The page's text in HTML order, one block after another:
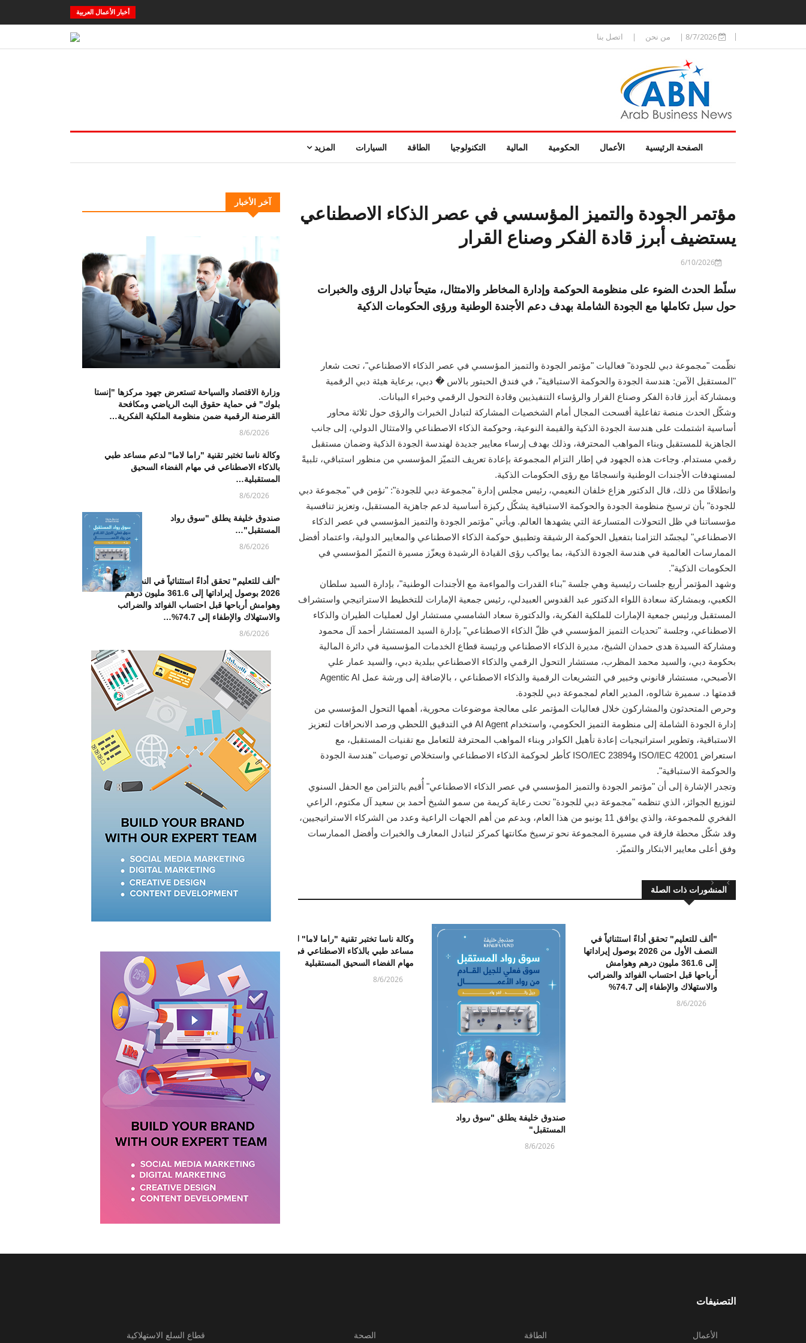
أخبار الأعمال العربية
8/7/2026
| من نحن | اتصل بنا
الصفحة الرئيسية الأعمال الحكومية المالية التكنولوجيا الطاقة السيارات المزيد
مؤتمر الجودة والتميز المؤسسي في عصر الذكاء الاصطناعي
يستضيف أبرز قادة الفكر وصناع القرار
6/10/2026
سلّط الحدث الضوء على منظومة الحوكمة وإدارة المخاطر والامتثال، متيحاً تبادل الرؤى والخبرات
حول سبل تكاملها مع الجودة الشاملة بهدف دعم الأجندة الوطنية ورؤى الحكومات الذكية
نظّمت "مجموعة دبي للجودة" فعاليات "مؤتمر الجودة والتميز المؤسسي في عصر الذكاء الاصطناعي"، تحت شعار
"المستقبل الآمن: هندسة الجودة والحوكمة الاستباقية"، في فندق الحبتور بالاس � دبي، برعاية هيئة دبي الرقمية
وبمشاركة أبرز قادة الفكر وصناع القرار والرؤساء التنفيذيين وقادة التحول الرقمي وخبراء البيانات.
وشكّل الحدث منصة تفاعلية أفسحت المجال أمام الشخصيات المشاركة لتبادل الخبرات والرؤى حول ثلاثة محاور
أساسية اشتملت على هندسة الجودة الذكية والقيمة النوعية، وحوكمة الذكاء الاصطناعي والامتثال الدولي، إلى جانب
الجاهزية للمستقبل وبناء المواهب المحترفة، وذلك بهدف إرساء معايير جديدة لهندسة الجودة الذكية وضمان مستقبل
رقمي مستدام. وجاءت هذه الجهود في إطار التزام المجموعة بإعادة تعريف التميّز المؤسسي من منظور استباقي، تلبيةً
لمستهدفات الأجندات الوطنية وانسجامًا مع رؤى الحكومات الذكية.
وانطلاقًا من ذلك، قال الدكتور هزاع خلفان النعيمي، رئيس مجلس إدارة "مجموعة دبي للجودة": "نؤمن في "مجموعة دبي
للجودة" بأن ترسيخ منظومة الجودة والحوكمة الاستباقية يشكّل ركيزة أساسية لدعم جاهزية المستقبل، وتعزيز تنافسية
مؤسساتنا في ظل التحولات المتسارعة التي يشهدها العالم. ويأتي "مؤتمر الجودة والتميز المؤسسي في عصر الذكاء
الاصطناعي" ليجسّد التزامنا بتفعيل الحوكمة الرشيقة وتطبيق حوكمة الذكاء الاصطناعي والمعايير الدولية، واعتماد أفضل
الممارسات العالمية في هندسة الجودة الذكية، بما يواكب رؤى القيادة الرشيدة ويعزّز مسيرة التميّز المؤسسي في
الحكومات الذكية".
وشهد المؤتمر أربع جلسات رئيسية وهي جلسة "بناء القدرات والمواءمة مع الأجندات الوطنية"، بإدارة السيد سلطان
الكعبي، وبمشاركة سعادة اللواء الدكتور عبد القدوس العبيدلي، رئيس جمعية الإمارات للتخطيط الاستراتيجي واستشراف
المستقبل ورئيس جمعية الإمارات للملكية الفكرية، والدكتورة سعاد الشامسي مستشار اول لعمليات الطيران والذكاء
الاصطناعي، وجلسة "تحديات التميز المؤسسي في ظلّ الذكاء الاصطناعي" بإدارة السيد المستشار أحمد آل محمود
ومشاركة السيدة هدى حمدان الشيخ، مديرة الذكاء الاصطناعي ورئيسة قطاع الخدمات المؤسسية في دائرة المالية
بحكومة دبي، والسيد محمد المظرب، مستشار التحول الرقمي والذكاء الاصطناعي ببلدية دبي، والسيد عمار علي
الأصبحي، مستشار قانوني وخبير في التشريعات الرقمية والذكاء الاصطناعي ، بالإضافة إلى ورشة عمل Agentic AI
قدمتها د. سميرة شالوه، المدير العام لمجموعة دبي للجودة.
وحرص المتحدثون والمشاركون خلال فعاليات المؤتمر على معالجة موضوعات محورية، أهمها التحول المؤسسي من
إدارة الجودة الشاملة إلى منظومة التميز الحكومي، واستخدام AI Agent في التدقيق اللحظي ورصد الانحرافات لتعزيز
الاستباقية، وتطوير استراتيجيات إعادة تأهيل الكوادر وبناء المواهب المحترفة للتعامل مع تقنيات المستقبل، مع
استعراض ISO/IEC 42001 وISO/IEC 23894 كأطر لحوكمة الذكاء الاصطناعي واستخلاص توصيات "هندسة الجودة
والحوكمة الاستباقية".
وتجدر الإشارة إلى أن "مؤتمر الجودة والتميز المؤسسي في عصر الذكاء الاصطناعي" أُقيم بالتزامن مع الحفل السنوي
لتوزيع الجوائز، الذي تنظمه "مجموعة دبي للجودة" تحت رعاية كريمة من سمو الشيخ أحمد بن سعيد آل مكتوم، الراعي
الفخري للمجموعة، والذي يوافق 11 يونيو من هذا العام، وبدعم من أهم الجهات الراعية وعدد من الشركاء الاستراتيجيين،
وقد شكّل محطة فارقة في مسيرة المجموعة نحو ترسيخ مكانتها كمركز لتبادل المعارف والخبرات وأفضل الممارسات
وفق أعلى معايير الابتكار والتميّز.
المنشورات ذات الصلة
جهود مركزها "إنستا بلوك" في حماية
حقوق البث الرياضي ومكافحة القرصنة
الرقمية ضمن منظومة الملكية الفكرية
8/6/2026
وكالة ناسا تختبر تقنية "راما لاما" لدعم
مساعد طبي بالذكاء الاصطناعي في
مهام الفضاء السحيق المستقبلية
8/6/2026
صندوق خليفة يطلق "سوق رواد
المستقبل"
8/6/2026
"ألف للتعليم" تحقق أداءً استثنائياً في
النصف الأول من 2026 بوصول إيراداتها
إلى 361.6 مليون درهم وهوامش
أرباحها قبل احتساب الفوائد والضرائب
والاستهلاك والإطفاء إلى 74.7%
8/6/2026
آخر الأخبار
وزارة الاقتصاد والسياحة تستعرض جهود مركزها "إنستا
بلوك" في حماية حقوق البث الرياضي ومكافحة
القرصنة الرقمية ضمن منظومة الملكية الفكرية…
8/6/2026
وكالة ناسا تختبر تقنية "راما لاما" لدعم مساعد طبي
بالذكاء الاصطناعي في مهام الفضاء السحيق
المستقبلية…
8/6/2026
صندوق خليفة يطلق "سوق رواد
المستقبل"…
8/6/2026
"ألف للتعليم" تحقق أداءً استثنائياً في النصف الأول من
2026 بوصول إيراداتها إلى 361.6 مليون درهم
وهوامش أرباحها قبل احتساب الفوائد والضرائب
والاستهلاك والإطفاء إلى 74.7%…
8/6/2026
التصنيفات
الأعمال الطاقة الصحة قطاع السلع الاستهلاكية